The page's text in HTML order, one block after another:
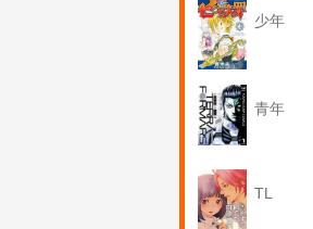
少年
青年
TL